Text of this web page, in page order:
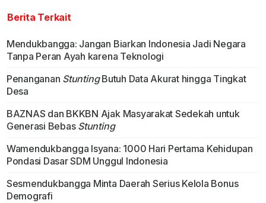
Berita Terkait
Mendukbangga: Jangan Biarkan Indonesia Jadi Negara
Tanpa Peran Ayah karena Teknologi
Penanganan StuntingButuh Data Akurat hingga Tingkat
Desa
BAZNAS dan BKKBN Ajak Masyarakat Sedekah untuk
Generasi Bebas Stunting
Wamendukbangga Isyana: 1000 Hari Pertama Kehidupan
Pondasi Dasar SDM Unggul Indonesia
Sesmendukbangga Minta Daerah Serius Kelola Bonus
Demografi